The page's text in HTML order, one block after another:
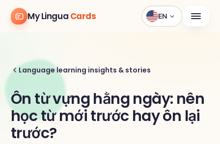
My Lingua Cards EN
Language learning insights & stories
Ôn từ vựng hằng ngày: nên
học từ mới trước hay ôn lại
trước?